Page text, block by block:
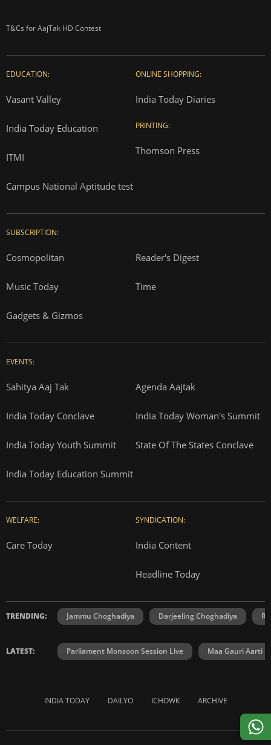
T&Cs for AajTak HD Contest
EDUCATION:
Vasant Valley
India Today Education
ITMI
Campus National Aptitude test
ONLINE SHOPPING:
India Today Diaries
PRINTING:
Thomson Press
SUBSCRIPTION:
Cosmopolitan Reader's Digest
Music Today Time
Gadgets & Gizmos
EVENTS:
Sahitya Aaj Tak Agenda Aajtak
India Today Conclave India Today Woman's Summit
India Today Youth Summit State Of The States Conclave
India Today Education Summit
WELFARE:
Care Today
SYNDICATION:
India Content
Headline Today
TRENDING: Jammu Choghadiya Darjeeling Choghadiya
LATEST: Parliament Monsoon Session Live Maa Gauri Aarti
INDIA TODAY DAILYO ICHOWK ARCHIVE